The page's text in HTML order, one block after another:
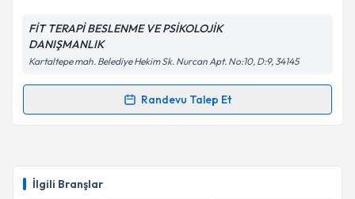
İlgili Branşlar
Kişisel verilerimin işlenmesine ilişkin
Metni
kapsamda işlenmesini kabul ediyorum.
Takvim Talebini Gönder
FİT TERAPİ BESLENME VE PSİKOLOJİK
DANIŞMANLIK
Kartaltepe mah. Belediye Hekim Sk. Nurcan Apt. No:10, D:9, 34145
Randevu Talep Et
Randevu Takvimi Talebi
için bir takvim hazırlandığında e-posta ile